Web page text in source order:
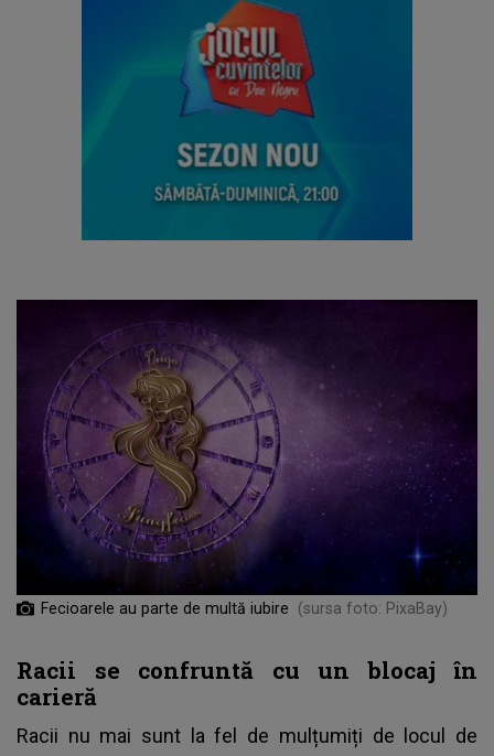
Fecioarele au parte de multă iubire (sursa foto: PixaBay)
Racii se confruntă cu un blocaj în
carieră
Racii nu mai sunt la fel de mulțumiți de locul de